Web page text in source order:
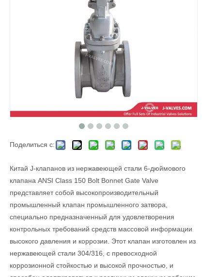
Поделиться с:
Китай J-клапанов из нержавеющей стали 6-дюймового
клапана ANSI Class 150 Bolt Bonnet Gate Valve
представляет собой высокопроизводительный
промышленный клапан промышленного затвора,
специально предназначенный для удовлетворения
контрольных требований средств массовой информации
высокого давления и коррозии. Этот клапан изготовлен из
нержавеющей стали 304/316, с превосходной
коррозионной стойкостью и высокой прочностью, и